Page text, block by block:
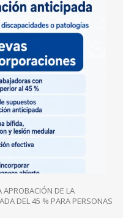
APROBACIÓN DE LA
DEL 45 % PARA PERSONAS